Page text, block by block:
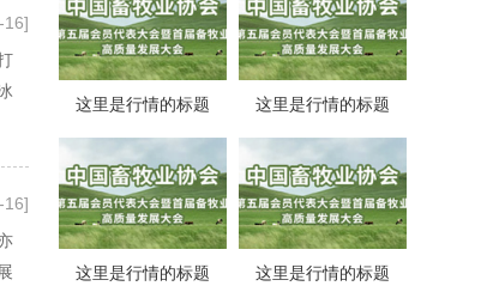
16]
16]
这里是行情的标题 这里是行情的标题
这里是行情的标题 这里是行情的标题